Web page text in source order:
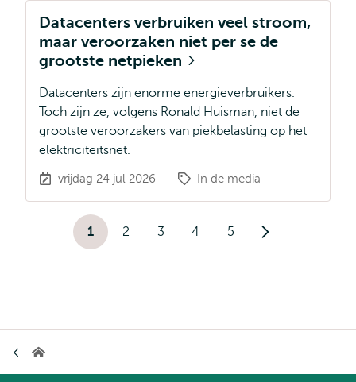
Datacenters verbruiken veel stroom,
maar veroorzaken niet per se de
grootste netpieken
Datacenters zijn enorme energieverbruikers.
Toch zijn ze, volgens Ronald Huisman, niet de
grootste veroorzakers van piekbelasting op het
elektriciteitsnet.
vrijdag 24 jul 2026 In de media
Paginering
Huidige
1
Pagina
2
Pagina
3
Pagina
4
Pagina
5
Volgende
Home